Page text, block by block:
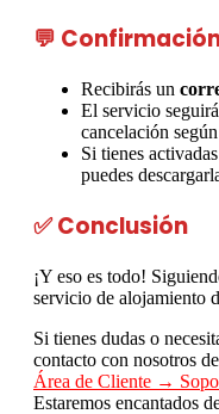
💬
Recibirás un
El servicio
cancelación
Si tienes
puedes
✅ Conclusión
¡Y eso es todo!
servicio de alojamiento
Si tienes dudas o
contacto con nosotros
Área de Cliente →
Estaremos encantados